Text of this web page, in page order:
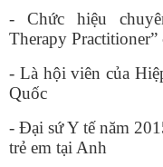
- Chức hiệu
Therapy
- Là hội viên của
Quốc
- Đại sứ Y tế năm
trẻ em tại Anh